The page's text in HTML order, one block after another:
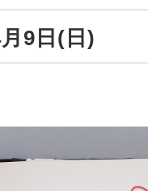
9日(日)